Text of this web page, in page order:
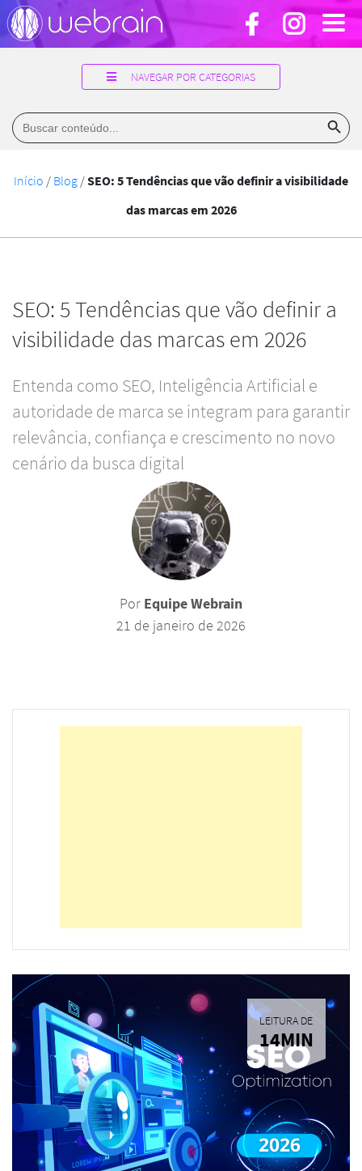
NAVEGAR POR CATEGORIAS
Search
for:
Search Button
Início / Blog /SEO: 5 Tendências que vão definir a visibilidade
das marcas em 2026
SEO: 5 Tendências que vão definir a
visibilidade das marcas em 2026
Entenda como SEO, Inteligência Artificial e
autoridade de marca se integram para garantir
relevância, confiança e crescimento no novo
cenário da busca digital
Por Equipe Webrain
21 de janeiro de 2026
LEITURA DE
14MIN